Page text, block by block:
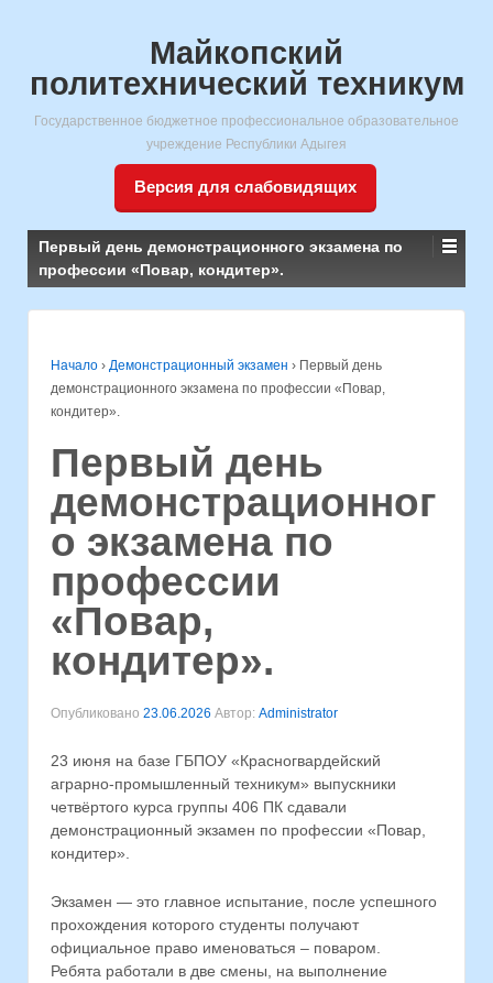
Майкопский
политехнический техникум
Государственное бюджетное профессиональное образовательное
учреждение Республики Адыгея
Версия для слабовидящих
Первый день демонстрационного экзамена по
профессии «Повар, кондитер».
Начало › Демонстрационный экзамен › Первый день
демонстрационного экзамена по профессии «Повар,
кондитер».
Первый день
демонстрационног
о экзамена по
профессии
«Повар,
кондитер».
Опубликовано 23.06.2026 Автор: Administrator
23 июня на базе ГБПОУ «Красногвардейский
аграрно-промышленный техникум» выпускники
четвёртого курса группы 406 ПК сдавали
демонстрационный экзамен по профессии «Повар,
кондитер».
Экзамен — это главное испытание, после успешного
прохождения которого студенты получают
официальное право именоваться – поваром.
Ребята работали в две смены, на выполнение